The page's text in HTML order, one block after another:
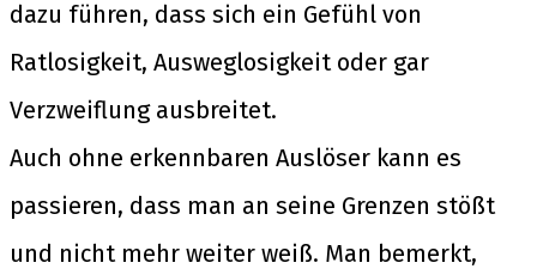
dazu führen, dass sich ein Gefühl von
Ratlosigkeit, Ausweglosigkeit oder gar
Verzweiflung ausbreitet.
Auch ohne erkennbaren Auslöser kann es
passieren, dass man an seine Grenzen stößt
und nicht mehr weiter weiß. Man bemerkt,